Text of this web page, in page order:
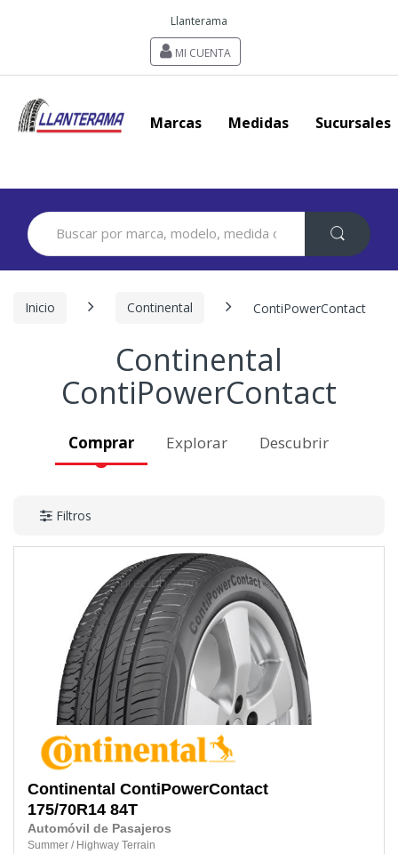
Llanterama
MI CUENTA
Marcas Medidas Sucursales
Search
for:
Inicio Continental ContiPowerContact
Continental
ContiPowerContact
Comprar Explorar Descubrir
Filtros
Continental ContiPowerContact
175/70R14 84T
Automóvil de Pasajeros
Summer / Highway Terrain